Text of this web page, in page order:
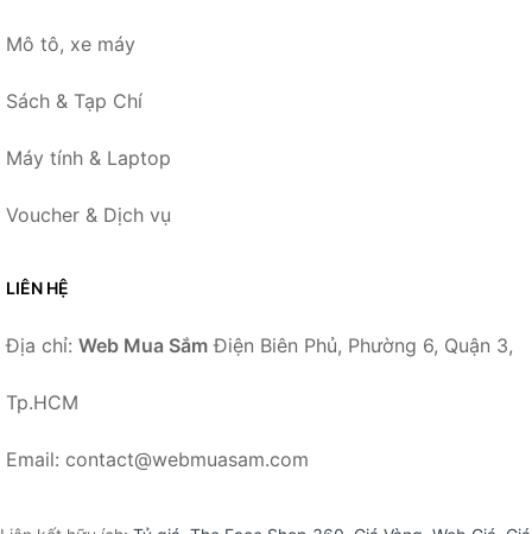
Mô tô, xe máy
Sách & Tạp Chí
Máy tính & Laptop
Voucher & Dịch vụ
LIÊN HỆ
Địa chỉ: Web Mua Sắm Điện Biên Phủ, Phường 6, Quận 3,
Tp.HCM
Email: contact@webmuasam.com